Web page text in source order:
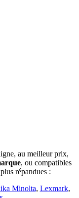
au meilleur prix,
, ou compatibles
répandues :
Minolta, Lexmark,